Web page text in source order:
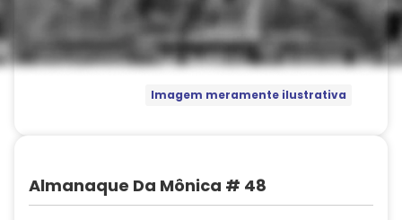
Imagem meramente ilustrativa
Almanaque Da Mônica # 48